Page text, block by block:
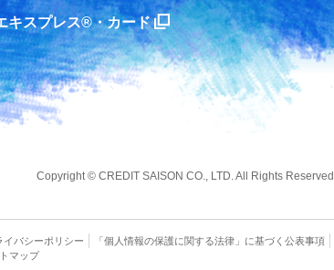
キスプレス®・カード
Copyright © CREDIT SAISON CO., LTD. All Rights Reserved.
イバシーポリシー 「個人情報の保護に関する法律」に基づく公表事項
マップ